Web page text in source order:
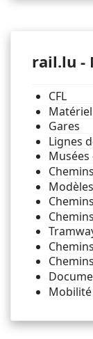
rail.lu -
CFL
Gares
Lignes
Mobilité